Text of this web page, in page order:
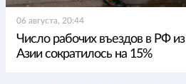
06 августа, 20:44
Число рабочих въездов в РФ
Азии сократилось на 15%